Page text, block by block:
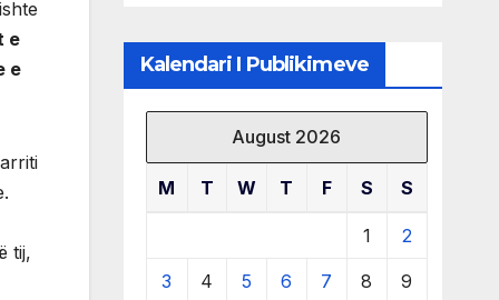
e
e
tij,
Kalendari I Publikimeve
August 2026
M T W T F S S
1 2
3 4 5 6 7 8 9